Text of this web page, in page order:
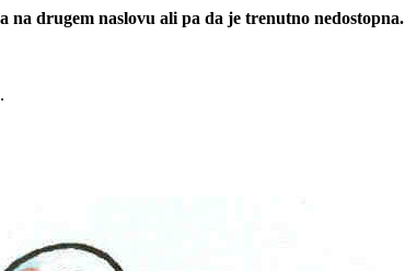
na drugem naslovu ali pa da je trenutno nedostopna.